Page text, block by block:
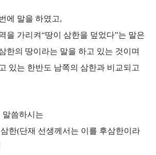
에 말을 하였고,
을 가리켜“땅이 삼한을 덮었다”는 말은
한의 땅이라는 말을 하고 있는 것이며
있는 한반도 남쪽의 삼한과 비교되고
말씀하시는
한(단재 선생께서는 이를 후삼한이라